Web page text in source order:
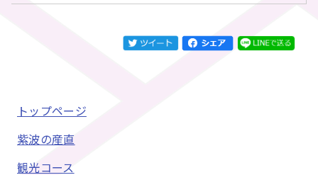
トップページ
紫波の産直
観光コース